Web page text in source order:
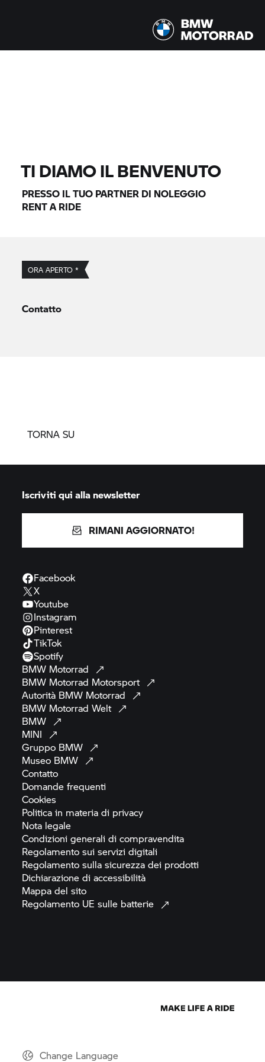
TI DIAMO IL BENVENUTO
PRESSO IL TUO PARTNER DI NOLEGGIO
RENT A RIDE
ORA APERTO *
Contatto
TORNA SU
Iscriviti qui alla newsletter
RIMANI AGGIORNATO!
Facebook
X
Youtube
Instagram
Pinterest
TikTok
Spotify
BMW Motorrad
BMW Motorrad Motorsport
Autorità BMW Motorrad
BMW Motorrad Welt
BMW
MINI
Gruppo BMW
Museo BMW
Contatto
Domandefrequenti
Cookies
Politica in materia di privacy
Nota legale
Condizioni generali dicompravendita
Regolamento sui servizidigitali
Regolamento sulla sicurezza dei prodotti
Dichiarazione diaccessibilità
Mappa delsito
Regolamento UE sulle batterie
Change Language